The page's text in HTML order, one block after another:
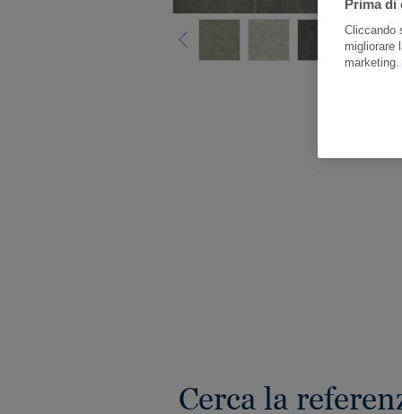
Cerca la
Prima di
Cliccando
migliorare
marketing.